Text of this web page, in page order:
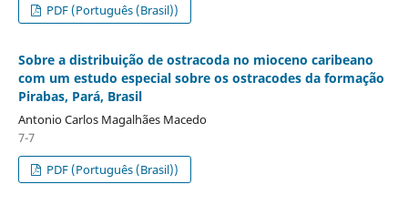
PDF (Português (Brasil))
Sobre a distribuição de ostracoda no mioceno caribeano
com um estudo especial sobre os ostracodes da formação
Pirabas, Pará, Brasil
Antonio Carlos Magalhães Macedo
7-7
PDF (Português (Brasil))